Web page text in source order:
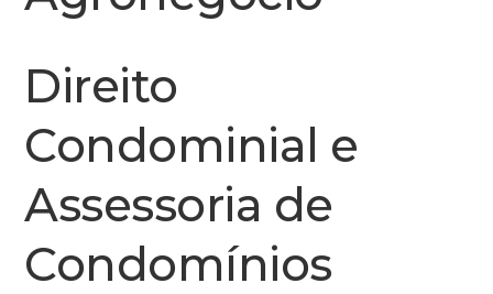
Direito
Condominial e
Assessoria de
Condomínios